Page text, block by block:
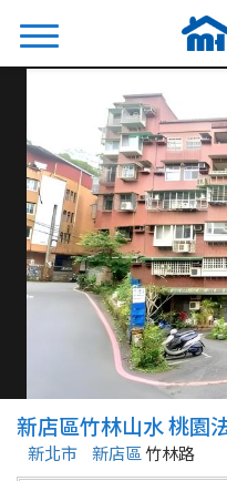
2026 台北降價好屋限量釋出
2026 台中降價好屋限量釋出
2026 高雄降價好屋限量釋出
縣市
不限
新店區竹林山水 桃園
新北市 新店區竹林路